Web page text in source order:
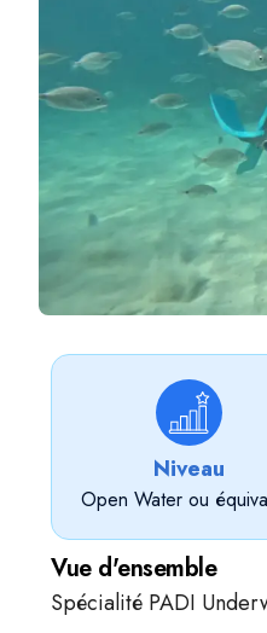
Niveau
Open Water ou
Vue d'ensemble
Spécialité PADI